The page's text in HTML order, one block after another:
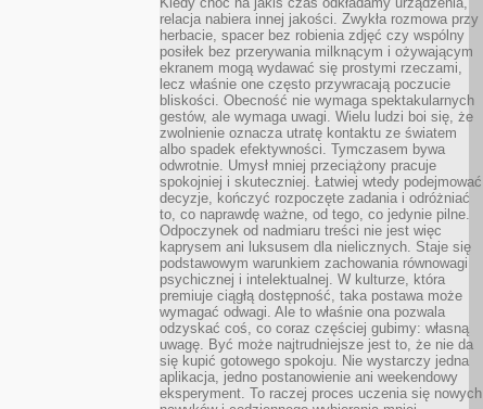
relacja nabiera innej jakości. Zwykła rozmowa przy
herbacie, spacer bez robienia zdjęć czy wspólny
posiłek bez przerywania milknącym i ożywającym
ekranem mogą wydawać się prostymi rzeczami,
lecz właśnie one często przywracają poczucie
bliskości. Obecność nie wymaga spektakularnych
gestów, ale wymaga uwagi. Wielu ludzi boi się, że
zwolnienie oznacza utratę kontaktu ze światem
albo spadek efektywności. Tymczasem bywa
odwrotnie. Umysł mniej przeciążony pracuje
spokojniej i skuteczniej. Łatwiej wtedy podejmować
decyzje, kończyć rozpoczęte zadania i odróżniać
to, co naprawdę ważne, od tego, co jedynie pilne.
Odpoczynek od nadmiaru treści nie jest więc
kaprysem ani luksusem dla nielicznych. Staje się
podstawowym warunkiem zachowania równowagi
psychicznej i intelektualnej. W kulturze, która
premiuje ciągłą dostępność, taka postawa może
wymagać odwagi. Ale to właśnie ona pozwala
odzyskać coś, co coraz częściej gubimy: własną
uwagę. Być może najtrudniejsze jest to, że nie da
się kupić gotowego spokoju. Nie wystarczy jedna
aplikacja, jedno postanowienie ani weekendowy
eksperyment. To raczej proces uczenia się nowych